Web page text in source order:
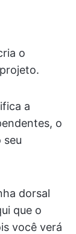
o
a
o
seu
dorsal
que o
você verá